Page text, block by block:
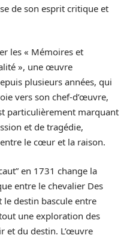
de son esprit critique et
les « Mémoires et
», une œuvre
plusieurs années, qui
vers son chef-d’œuvre,
particulièrement marquant
et de tragédie,
le cœur et la raison.
en 1731 change la
entre le chevalier Des
destin bascule entre
une exploration des
et du destin. L’œuvre